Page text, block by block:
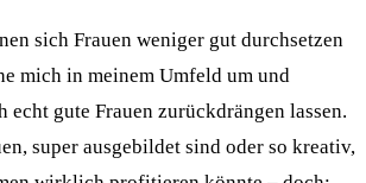
sich Frauen weniger gut durchsetzen
mich in meinem Umfeld um und
echt gute Frauen zurückdrängen lassen.
super ausgebildet sind oder so kreativ,